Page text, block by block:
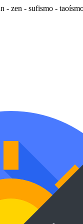
- zen - sufismo -